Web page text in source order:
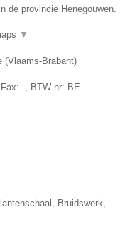
de provincie Henegouwen.
▼
(Vlaams-Brabant)
-, BTW-nr: BE
Bruidswerk,